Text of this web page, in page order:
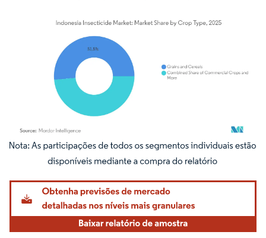
Imagem © Mordor Intelligence. O reuso requer atribuição conforme CC BY 4.0.